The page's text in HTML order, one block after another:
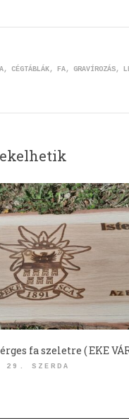
CÉGTÁBLÁK FA GRAVÍROZÁS
fa szeletre ( EKE
SZERDA